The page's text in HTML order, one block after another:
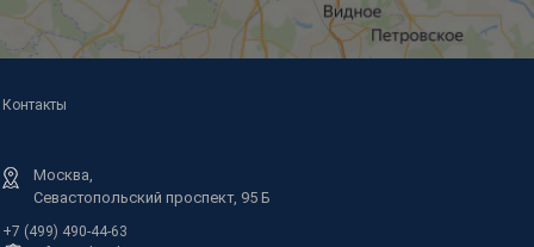
Контакты
Москва,
Севастопольский проспект, 95 Б
+7 (499) 490-44-63